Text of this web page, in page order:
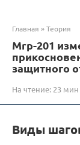
Главная »Теория
Mrp-201
защитного
На чтение: 23 мин
Виды